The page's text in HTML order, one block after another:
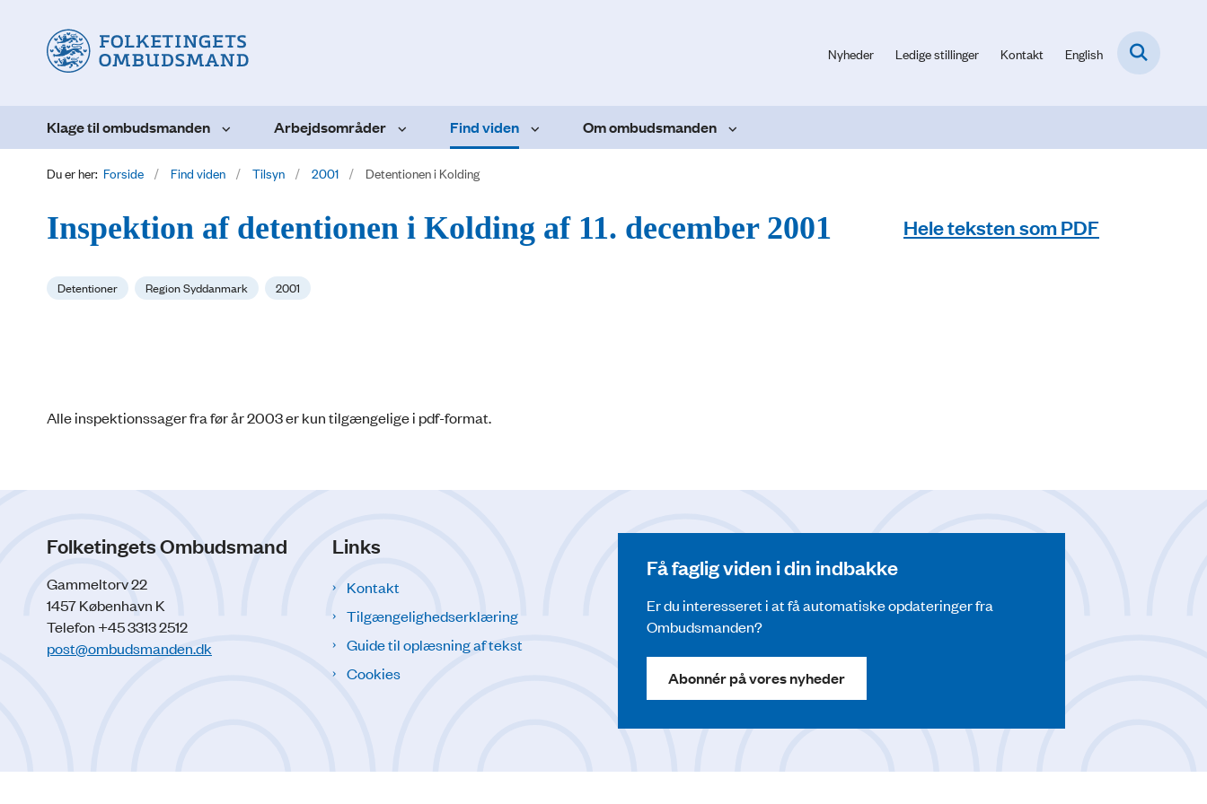
Nyheder Ledige stillinger Kontakt English
Klage til ombudsmanden Arbejdsområder Find viden Om ombudsmanden
Du er her: Forside Find viden Tilsyn 2001 Detentionen i Kolding
Inspektion af detentionen i Kolding af 11. december 2001
Detentioner Region Syddanmark 2001
Alle inspektionssager fra før år 2003 er kun tilgængelige i pdf-format.
Hele teksten som PDF
Folketingets Ombudsmand
Gammeltorv 22
1457 København K
Telefon +45 3313 2512
post@ombudsmanden.dk
Links
Kontakt
Tilgængelighedserklæring
Guide til oplæsning af tekst
Cookies
Få faglig viden i din indbakke
Er du interesseret i at få automatiske opdateringer fra
Ombudsmanden?
Abonnér på vores nyheder